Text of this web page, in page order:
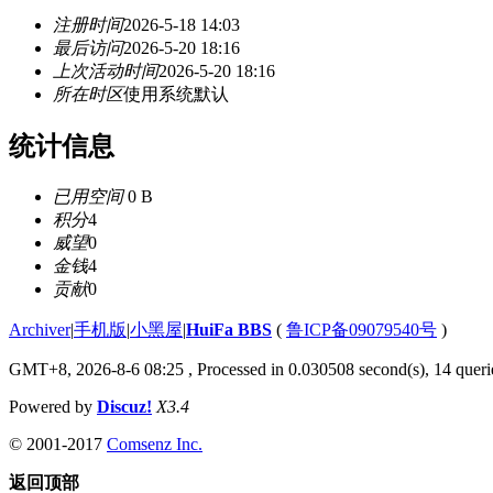
注册时间2026-5-18 14:03
最后访问2026-5-20 18:16
上次活动时间2026-5-20 18:16
所在时区使用系统默认
统计信息
已用空间0 B
积分4
威望0
金钱4
贡献0
Archiver|手机版|小黑屋|HuiFa BBS ( 鲁ICP备09079540号 )
GMT+8, 2026-8-6 08:25 , Processed in 0.030508 second(s), 14
Powered by Discuz! X3.4
© 2001-2017 Comsenz Inc.
返回顶部